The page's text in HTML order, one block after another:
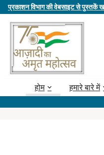
प्रकाशन विभाग की वेबसाइट से पुस्तकें
होम हमारे बारे में